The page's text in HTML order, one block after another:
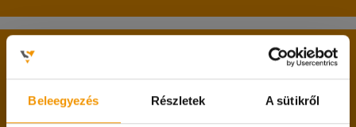
Beleegyezés Részletek A sütikről
A belépés két alapfeltétele:
betöltött 17. életév;
nappali tagozatos hallgatói jogviszony.